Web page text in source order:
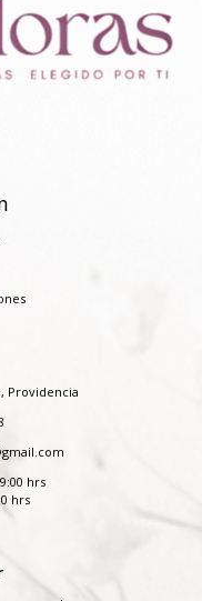
Providencia
hrs
hrs